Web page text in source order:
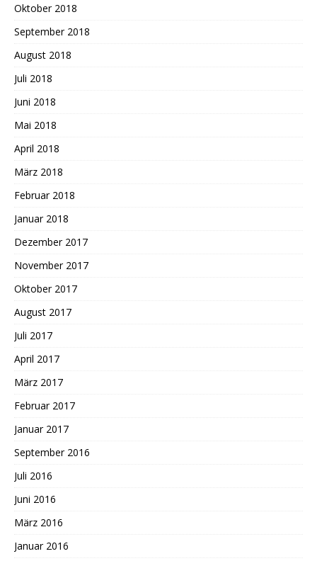
Oktober 2018
September 2018
August 2018
Juli 2018
Juni 2018
Mai 2018
April 2018
März 2018
Februar 2018
Januar 2018
Dezember 2017
November 2017
Oktober 2017
August 2017
Juli 2017
April 2017
März 2017
Februar 2017
Januar 2017
September 2016
Juli 2016
Juni 2016
März 2016
Januar 2016